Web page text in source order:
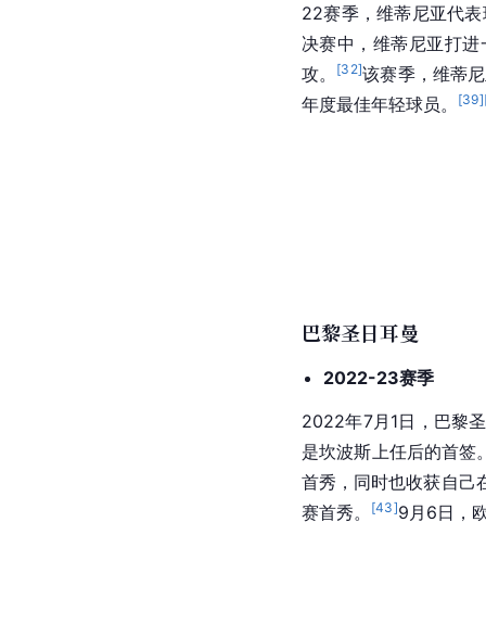
22赛季，维蒂尼亚代
决赛中，维蒂尼亚打
攻。
[32]该赛季，维蒂
年度最佳年轻球员。
[39]
巴黎圣日耳曼
2022-23赛季
2022年7月1日，巴黎
是坎波斯上任后的首签
首秀，同时也收获自己
赛首秀。
[43]9月6日，